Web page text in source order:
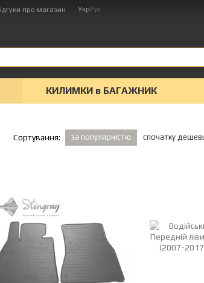
про магазин УкрРус
КИЛИМКИ в БАГАЖНИК
Сортування: за популярністю спочатку